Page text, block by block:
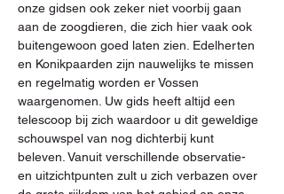
onze gidsen ook zeker niet voorbij gaan
aan de zoogdieren, die zich hier vaak ook
buitengewoon goed laten zien. Edelherten
en Konikpaarden zijn nauwelijks te missen
en regelmatig worden er Vossen
waargenomen. Uw gids heeft altijd een
telescoop bij zich waardoor u dit geweldige
schouwspel van nog dichterbij kunt
beleven. Vanuit verschillende observatie-
en uitzichtpunten zult u zich verbazen over